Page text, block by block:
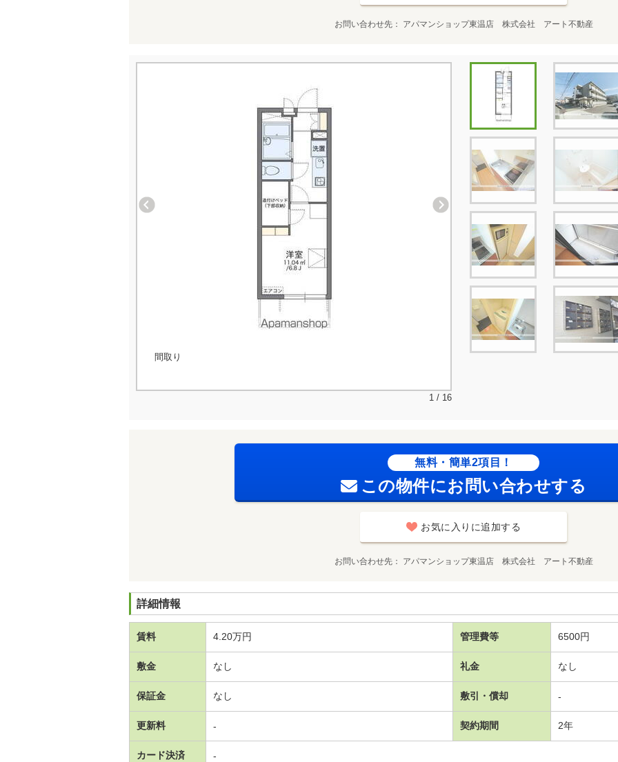
お問い合わせ先 アパマンショップ東温店 株式会社 アート不動産
間取り
1 / 16
無料・簡単2項目！
この物件にお問い合わせする
お気に入りに追加する
お問い合わせ先 アパマンショップ東温店 株式会社 アート不動産
詳細情報
賃料 4.20万円 管理費等 6500円
敷金 なし 礼金 なし
保証金 なし 敷引・償却 -
更新料 - 契約期間 2年
カード決済 -